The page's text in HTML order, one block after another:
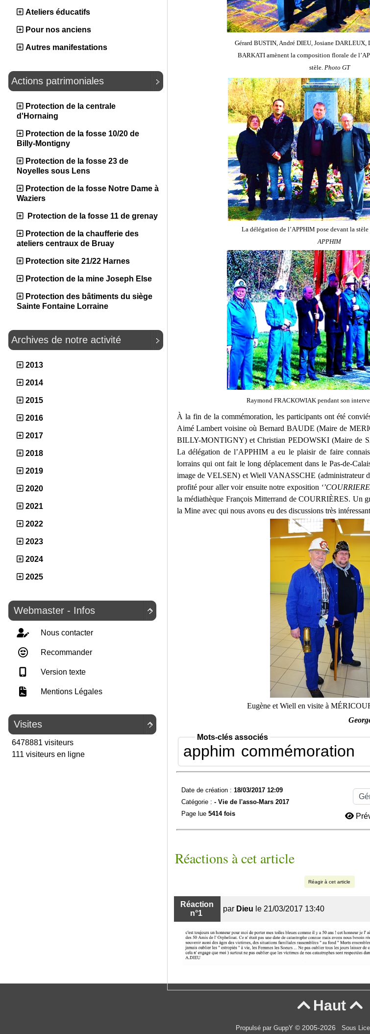
Ateliers éducatifs
Pour nos anciens
Autres manifestations
Actions patrimoniales
Protection de la centrale
d'Hornaing
Protection de la fosse 10/20 de
Billy-Montigny
Protection de la fosse 23 de
Noyelles sous Lens
Protection de la fosse Notre Dame à
Waziers
Protection de la fosse 11 de grenay
Protection de la chaufferie des
ateliers centraux de Bruay
Protection site 21/22 Harnes
Protection de la mine Joseph Else
Protection des bâtiments du siège
Sainte Fontaine Lorraine
Archives de notre activité
2013
2014
2015
2016
2017
2018
2019
2020
2021
2022
2023
2024
2025

Webmaster - Infos
Nous contacter
Recommander
Version texte
Mentions Légales

Visites
6478881 visiteurs
111 visiteurs en ligne
Gérard BUSTIN, André DIEU, Josiane DARLEUX,
BARKATI amènent la composition florale de
stèle. Photo GT
La délégation de l’APPHIM pose devant la stèle
APPHIM
Raymond FRACKOWIAK pendant son
À la fin de la commémoration, les participants ont été
Aimé Lambert voisine où Bernard BAUDE (Maire de
BILLY-MONTIGNY) et Christian PEDOWSKI (Maire de
La délégation de l’APPHIM a eu le plaisir de faire
lorrains qui ont fait le long déplacement dans le Pas-de-
image de VELSEN) et Wiell VANASSCHE (administrateur
profité pour aller voir ensuite notre exposition
la médiathèque François Mitterrand de COURRIÈRES. Un
la Mine avec qui nous avons eu des discussions très
Eugène et Wiell en visite à
Mots-clés associés
apphim commémoration
Date de création : 18/03/2017 12:09
Catégorie : - Vie de l'asso-Mars 2017
Page lue 5414 fois
Réactions à cet article
Réagir à cet article
Réaction
n°1
par Dieu le 21/03/2017 13:40
Haut 
Propulsé par GuppY © 2005-2026
Sous